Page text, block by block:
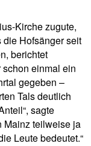
Kirche zugute,
die Hofsänger seit
berichtet
einmal ein
gegeben –
Tals deutlich
sagte
Mainz teilweise ja
Leute bedeutet.“